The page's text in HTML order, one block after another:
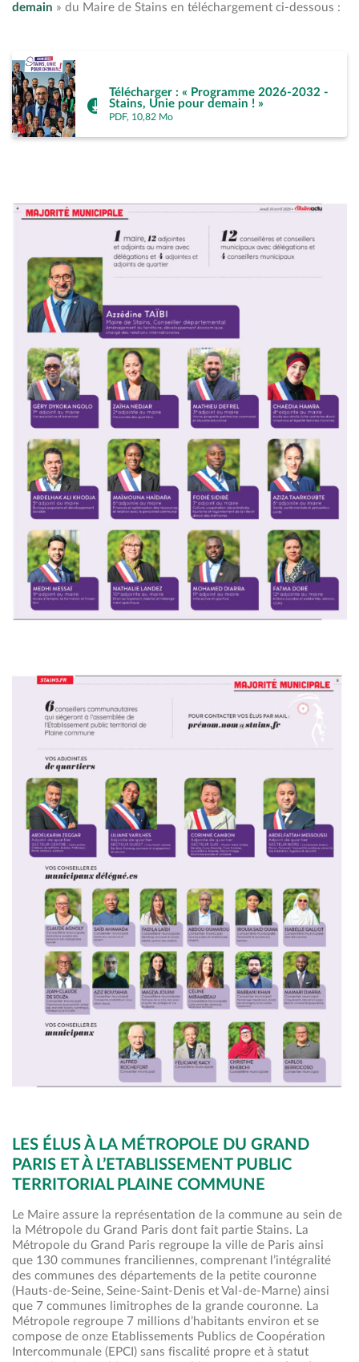
demain » du Maire de Stains en téléchargement ci-dessous :
Télécharger : « Programme 2026-2032 -
Stains, Unie pour demain ! »
PDF, 10,82 Mo
LES ÉLUS À LA MÉTROPOLE DU GRAND
PARIS ET À L’ETABLISSEMENT PUBLIC
TERRITORIAL PLAINE COMMUNE
Le Maire assure la représentation de la commune au sein de
la Métropole du Grand Paris dont fait partie Stains. La
Métropole du Grand Paris regroupe la ville de Paris ainsi
que 130 communes franciliennes, comprenant l’intégralité
des communes des départements de la petite couronne
(Hauts-de-Seine, Seine-Saint-Denis et Val-de-Marne) ainsi
que 7 communes limitrophes de la grande couronne. La
Métropole regroupe 7 millions d’habitants environ et se
compose de onze Etablissements Publics de Coopération
Intercommunale (EPCI) sans fiscalité propre et à statut